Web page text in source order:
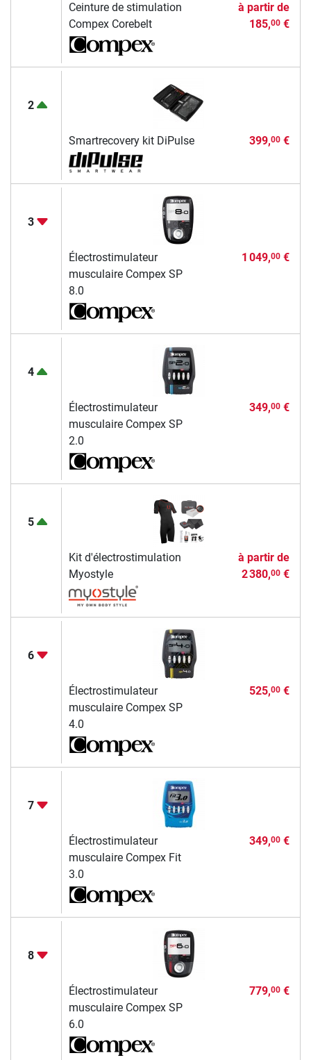
Ceinture de stimulation
Compex Corebelt
à partir de
185,00€
2
Smartrecovery kit DiPulse 399,00€
3
Électrostimulateur
musculaire Compex SP
8.0
1 049,00€
4
Électrostimulateur
musculaire Compex SP
2.0
349,00€
5
Kit d'électrostimulation
Myostyle
à partir de
2 380,00€
6
Électrostimulateur
musculaire Compex SP
4.0
525,00€
7
Électrostimulateur
musculaire Compex Fit
3.0
349,00€
8
Électrostimulateur
musculaire Compex SP
6.0
779,00€